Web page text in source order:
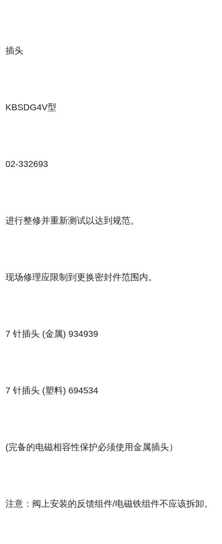
插头
KBSDG4V型
02-332693
进行整修并重新测试以达到规范。
现场修理应限制到更换密封件范围内。
7 针插头 (金属) 934939
7 针插头 (塑料) 694534
(完备的电磁相容性保护必须使用金属插头）
注意：阀上安装的反馈组件/电磁铁组件不应该拆卸。